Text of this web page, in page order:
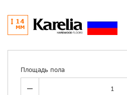
14
ММ
Площадь пола